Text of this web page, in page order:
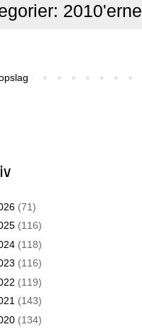
2010'erne
(71)
(116)
(118)
(116)
(119)
(143)
(134)